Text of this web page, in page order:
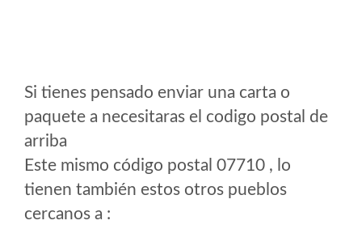
Si tienes pensado enviar una carta o
paquete a necesitaras el codigo postal de
arriba
Este mismo código postal 07710 , lo
tienen también estos otros pueblos
cercanos a :